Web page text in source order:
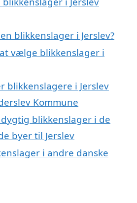
blikkenslager i Jerslev?
vælge blikkenslager i
blikkenslagere i Jerslev
Kommune
blikkenslager i de
byer til Jerslev
i andre danske